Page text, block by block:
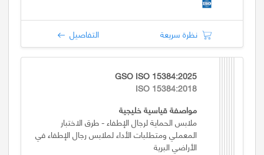
نظرة سريعة التفاصيل
GSO ISO 15384:2025
ISO 15384:2018
مواصفة قياسية خليجية
ملابس الحماية لرجال الإطفاء - طرق الاختبار
المعملي ومتطلبات الأداء لملابس رجال الإطفاء في
الأراضي البرية